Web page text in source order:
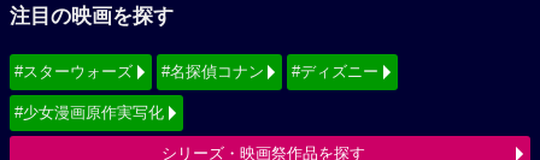
注目の映画を探す
#スターウォーズ #名探偵コナン #ディズニー
#少女漫画原作実写化
シリーズ・映画祭作品を探す